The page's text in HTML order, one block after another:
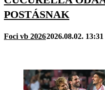
POSTÁSNAK
Foci vb 20262026.08.02. 13:31